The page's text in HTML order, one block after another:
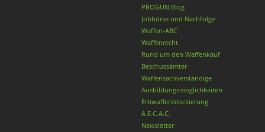
PROGUN Blog
Jobbörse und Nachfolge
Waffen-ABC
Waffenrecht
Rund um den Waffenkauf
Beschussämter
Waffensachverständige
Ausbildungsmöglichkeiten
Erbwaffenblockierung
A.E.C.A.C.
Newsletter